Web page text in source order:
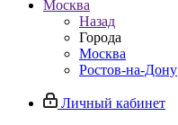
Москва
Назад
Города
Москва
Ростов-на-Дону
Личный кабинет